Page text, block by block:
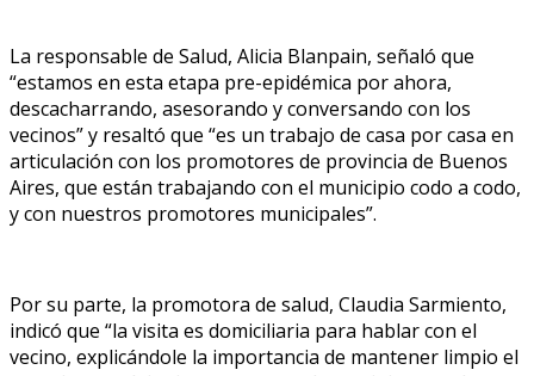
La responsable de Salud, Alicia Blanpain, señaló que
“estamos en esta etapa pre-epidémica por ahora,
descacharrando, asesorando y conversando con los
vecinos” y resaltó que “es un trabajo de casa por casa en
articulación con los promotores de provincia de Buenos
Aires, que están trabajando con el municipio codo a codo,
y con nuestros promotores municipales”.
Por su parte, la promotora de salud, Claudia Sarmiento,
indicó que “la visita es domiciliaria para hablar con el
vecino, explicándole la importancia de mantener limpio el